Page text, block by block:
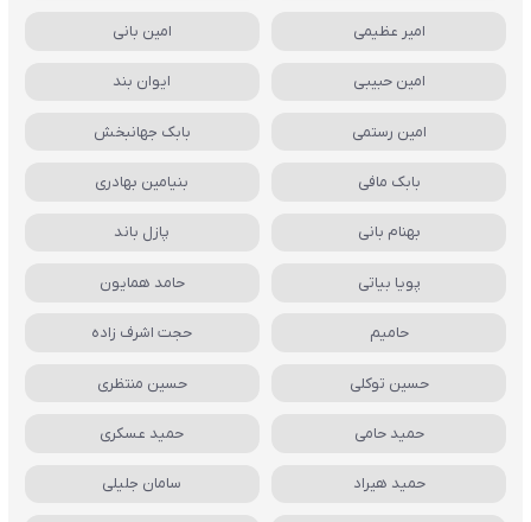
امیر عظیمی امین بانی
امین حبیبی ایوان بند
امین رستمی بابک جهانبخش
بابک مافی بنیامین بهادری
بهنام بانی پازل باند
پویا بیاتی حامد همایون
حامیم حجت اشرف زاده
حسین توکلی حسین منتظری
حمید حامی حمید عسکری
حمید هیراد سامان جلیلی